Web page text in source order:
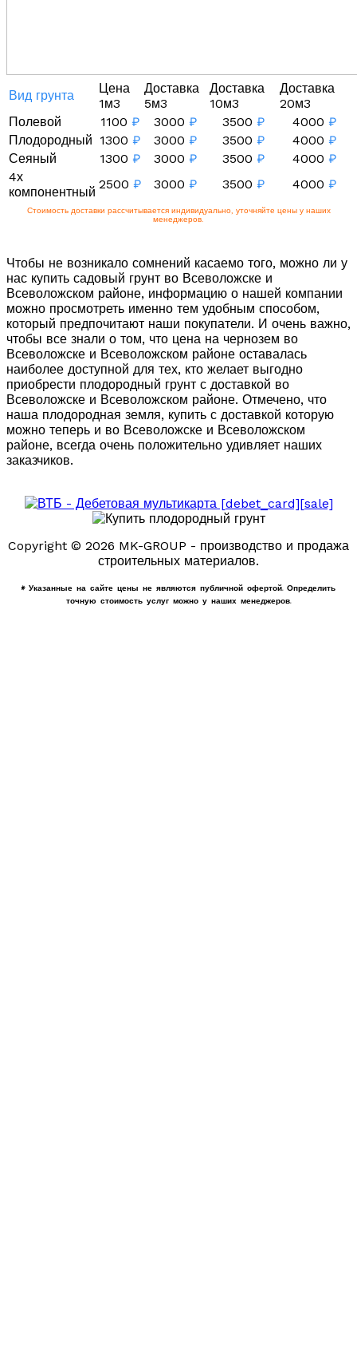
Вид грунта
Цена
1м3
Доставка
5м3
Доставка
10м3
Доставка
20м3
Полевой
1100 ₽ 3000 ₽ 3500 ₽ 4000 ₽
Плодородный 1300 ₽ 3000 ₽ 3500 ₽ 4000 ₽
Сеяный
1300 ₽ 3000 ₽ 3500 ₽ 4000 ₽
4х
компонентный
2500 ₽ 3000 ₽ 3500 ₽ 4000 ₽
Стоимость доставки рассчитывается индивидуально, уточняйте цены у наших
менеджеров.
Чтобы не возникало сомнений касаемо того, можно ли у
нас купить садовый грунт во Всеволожске и
Всеволожском районе, информацию о нашей компании
можно просмотреть именно тем удобным способом,
который предпочитают наши покупатели. И очень важно,
чтобы все знали о том, что цена на чернозем во
Всеволожске и Всеволожском районе оставалась
наиболее доступной для тех, кто желает выгодно
приобрести плодородный грунт с доставкой во
Всеволожске и Всеволожском районе. Отмечено, что
наша плодородная земля, купить с доставкой которую
можно теперь и во Всеволожске и Всеволожском
районе, всегда очень положительно удивляет наших
заказчиков.
Copyright © 2026 MK-GROUP - производство и продажа
строительных материалов.
* Указанные на сайте цены не являются публичной офертой. Определить
точную стоимость услуг можно у наших менеджеров.